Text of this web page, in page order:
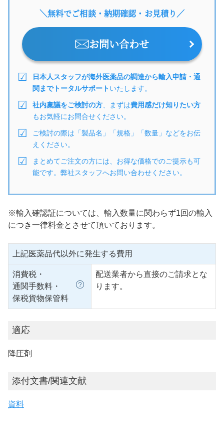
＼無料でご相談・納期確認・お見積り／
お問い合わせ
日本人スタッフが海外医薬品の調達から輸入申請・通
関までトータルサポートいたします。
社内稟議をご検討の方 、まずは費用感だけ知りたい方
もお気軽にお問合せください。
ご検討の際は「製品名」「規格」「数量」などをお伝
えください。
まとめてご注文の方には、お得な価格でのご提示も可
能です。弊社スタッフへお問い合わせください。
※輸入確認証については、輸入数量に関わらず1回の輸入
につき一律料金とさせて頂いております。
上記医薬品代以外に発生する費用
消費税・
通関手数料・
保税貨物保管料
配送業者から直接のご請求とな
ります。
適応
降圧剤
添付文書/関連文献
資料